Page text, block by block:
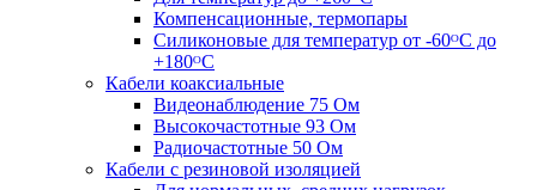
Компенсационные, термопары
Силиконовые для температур от -60ᴼC до
+180ᴼС
Кабели коаксиальные
Видеонаблюдение 75 Ом
Высокочастотные 93 Ом
Радиочастотные 50 Ом
Кабели с резиновой изоляцией